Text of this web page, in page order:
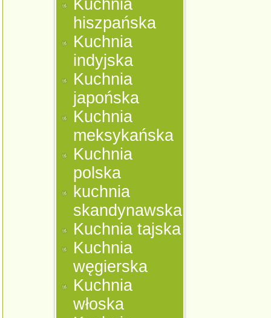
Kuchnia
hiszpańska
Kuchnia
indyjska
Kuchnia
japońska
Kuchnia
meksykańska
Kuchnia
polska
kuchnia
skandynawska
Kuchnia tajska
Kuchnia
węgierska
Kuchnia
włoska